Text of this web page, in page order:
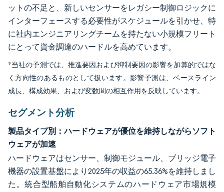
ットの不足と、新しいセンサーをレガシー制御ロジックに
インターフェースする必要性がスケジュールを引かせ、特
に社内エンジニアリングチームを持たない小規模フリート
にとって資金調達のハードルを高めています。
*当社の予測では、推進要因および抑制要因の影響を加算的ではな
く方向性のあるものとして扱います。影響予測は、ベースライン
成長、構成効果、および変数間の相互作用を反映しています。
セグメント分析
製品タイプ別：ハードウェアが優位を維持しながらソフト
ウェアが加速
ハードウェアはセンサー、制御モジュール、ブリッジ電子
機器の設置基盤により2025年の収益の65.36%を維持しまし
た。統合型船舶自動化システムのハードウェア市場規模